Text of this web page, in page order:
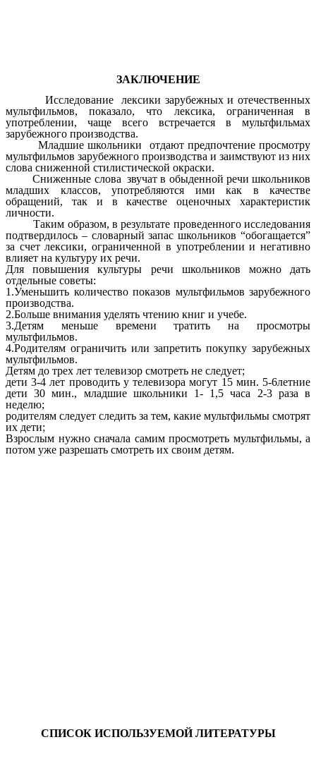
ЗАКЛЮЧЕНИЕ
Исследование лексики зарубежных и отечественных
мультфильмов, показало, что лексика, ограниченная в
употреблении, чаще всего встречается в мультфильмах
зарубежного производства.
Младшие школьники отдают предпочтение просмотру
мультфильмов зарубежного производства и заимствуют из них
слова сниженной стилистической окраски.
Сниженные слова звучат в обыденной речи школьников
младших классов, употребляются ими как в качестве
обращений, так и в качестве оценочных характеристик
личности.
Таким образом, в результате проведенного исследования
подтвердилось – словарный запас школьников “обогащается”
за счет лексики, ограниченной в употреблении и негативно
влияет на культуру их речи.
Для повышения культуры речи школьников можно дать
отдельные советы:
1.Уменьшить количество показов мультфильмов зарубежного
производства.
2.Больше внимания уделять чтению книг и учебе.
3.Детям меньше времени тратить на просмотры
мультфильмов.
4.Родителям ограничить или запретить покупку зарубежных
мультфильмов.
Детям до трех лет телевизор смотреть не следует;
дети 3-4 лет проводить у телевизора могут 15 мин. 5-6летние
дети 30 мин., младшие школьники 1- 1,5 часа 2-3 раза в
неделю;
родителям следует следить за тем, какие мультфильмы смотрят
их дети;
Взрослым нужно сначала самим просмотреть мультфильмы, а
потом уже разрешать смотреть их своим детям.
СПИСОК ИСПОЛЬЗУЕМОЙ ЛИТЕРАТУРЫ